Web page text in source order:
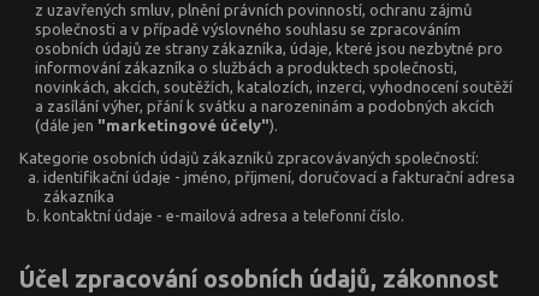
z uzavřených smluv, plnění právních povinností, ochranu zájmů
společnosti a v případě výslovného souhlasu se zpracováním
osobních údajů ze strany zákazníka, údaje, které jsou nezbytné pro
informování zákazníka o službách a produktech společnosti,
novinkách, akcích, soutěžích, katalozích, inzerci, vyhodnocení soutěží
a zasílání výher, přání k svátku a narozeninám a podobných akcích
(dále jen "marketingové účely").
Kategorie osobních údajů zákazníků zpracovávaných společností:
identifikační údaje - jméno, příjmení, doručovací a fakturační adresa
zákazníka
kontaktní údaje - e-mailová adresa a telefonní číslo.
Účel zpracování osobních údajů, zákonnost